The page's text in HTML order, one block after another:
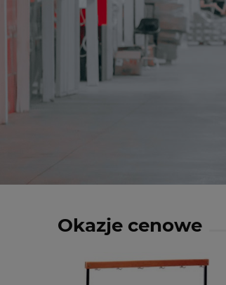
Okazje cenowe